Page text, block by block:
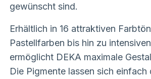
gewünscht sind.
Erhältlich in 16 attraktiven
Pastellfarben bis hin zu
ermöglicht DEKA maximale
Die Pigmente lassen sich einfach